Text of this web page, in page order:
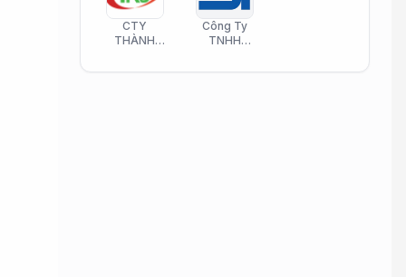
CTY
THÀNH
PHAMATECH
Công Ty
TNHH
Phần Mềm